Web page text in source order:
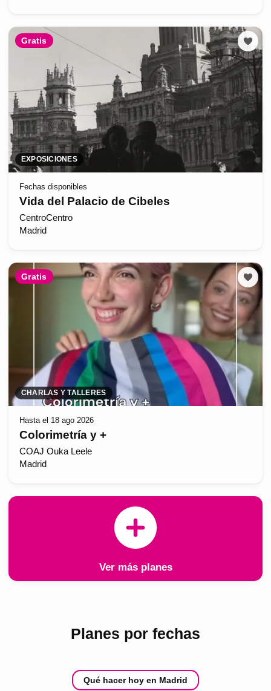
Gratis
EXPOSICIONES
Fechas disponibles
Vida del Palacio de Cibeles
CentroCentro
Madrid
Gratis
CHARLAS Y TALLERES
Hasta el 18 ago 2026
Colorimetría y +
COAJ Ouka Leele
Madrid
Ver más planes
Planes por fechas
Qué hacer hoy en Madrid